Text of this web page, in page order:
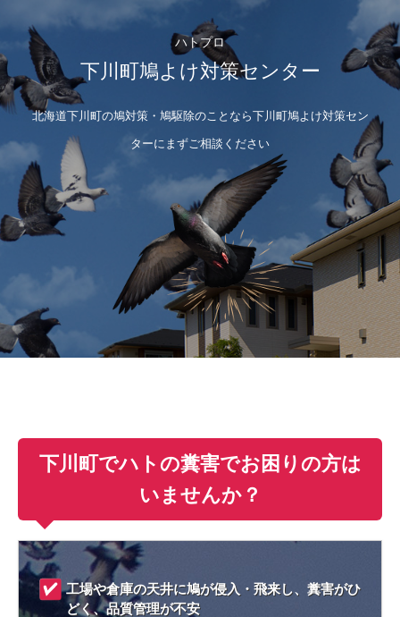
ハトプロ
下川町鳩よけ対策センター
北海道下川町の鳩対策・鳩駆除のことなら下川町鳩よけ対策セン
ターにまずご相談ください
下川町でハトの糞害でお困りの方は
いませんか？
工場や倉庫の天井に鳩が侵入・飛来し、糞害がひ
どく、品質管理が不安